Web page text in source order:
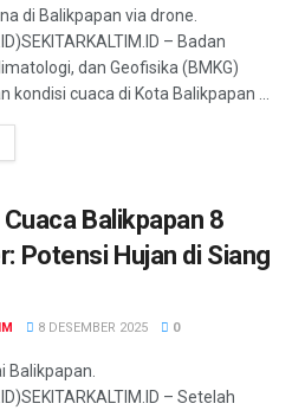
di Balikpapan via drone.
– Badan
dan Geofisika (BMKG)
kondisi cuaca di Kota Balikpapan ...
Balikpapan 8
Potensi Hujan di Siang
8 DESEMBER 2025 0
Balikpapan.
– Setelah